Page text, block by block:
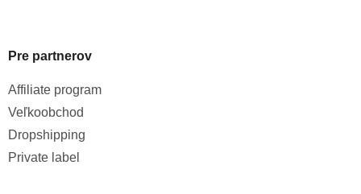
Pre partnerov
Affiliate program
Veľkoobchod
Dropshipping
Private label